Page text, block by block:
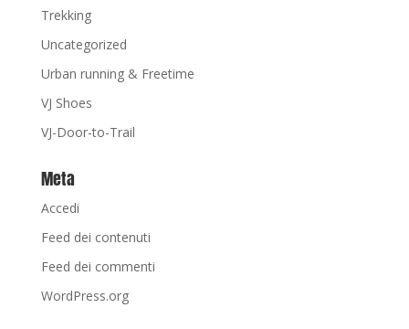
Trekking
Uncategorized
Urban running & Freetime
VJ Shoes
VJ-Door-to-Trail
Meta
Accedi
Feed dei contenuti
Feed dei commenti
WordPress.org